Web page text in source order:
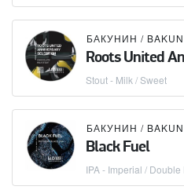
Roots United
Stout - Milk / Sweet
Black Fuel
IPA - Imperial / Double